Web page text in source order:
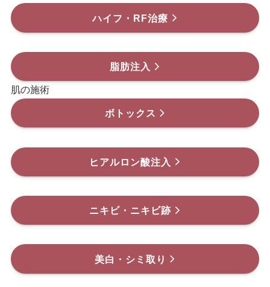
ハイフ・RF治療
脂肪注入
肌の施術
ボトックス
ヒアルロン酸注入
ニキビ・ニキビ跡
美白・シミ取り